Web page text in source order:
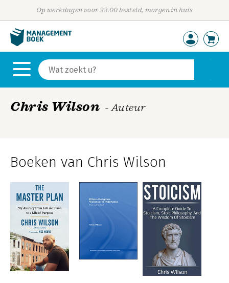
Op werkdagen voor 23:00 besteld, morgen in huis
Chris Wilson - Auteur
Boeken van Chris Wilson